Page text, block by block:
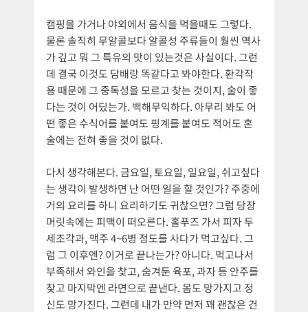
캠핑을 가거나 야외에서 음식을 먹을때도 그렇다.
물론 솔직히 무알콜보다 알콜성 주류들이 훨씬 역사
가 깊고 뭐 그 특유의 맛이 있는것은 사실이다. 그런
데 결국 이것도 담배랑 똑같다고 봐야한다. 환각작
용 때문에 그 중독성을 모르고 찾는 것이지, 술이 좋
다는 것이 어딨는가. 백해무익하다. 아무리 봐도 어
떤 좋은 수식어를 붙여도 핑계를 붙여도 적어도 혼
술에는 전혀 좋을 것이 없다.
다시 생각해본다. 금요일, 토요일, 일요일, 쉬고싶다
는 생각이 발생하면 난 어떤 일을 할 것인가? 주중에
거의 요리를 하니 요리하기도 귀찮으면? 그럼 당장
머릿속에는 피맥이 떠오른다. 홀푸즈 가서 피자 두
세조각과, 맥주 4~6병 정도를 사다가 먹고싶다. 그
럼 그 이후엔? 이거로 끝나는가? 아니다. 먹고나서
부족해서 와인을 찾고, 숨겨둔 육포, 과자 등 안주를
찾고 마지막엔 라면으로 끝낸다. 몸도 망가지고 정
신도 망가진다. 그런데 내가 만약 먼저 꽤 괜찮은 건